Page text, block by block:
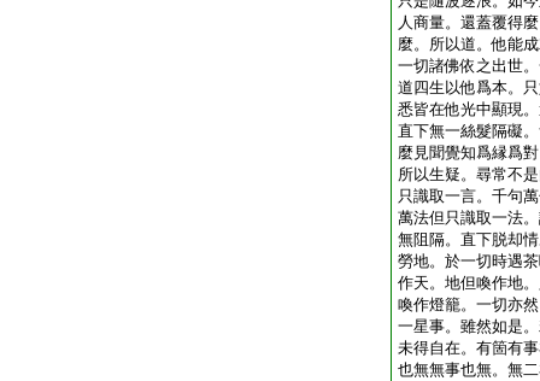
人商量。還蓋覆得
麼。所以道。他能
一切諸佛依之出世
道四生以他爲本。
悉皆在他光中顯現
直下無一絲髮隔礙
麼見聞覺知爲縁爲
所以生疑。尋常不
只識取一言。千句
萬法但只識取一法
無阻隔。直下脱却
勞地。於一切時遇
作天。地但喚作地
喚作燈籠。一切亦
一星事。雖然如是
未得自在。有箇有
也無無事也無。無